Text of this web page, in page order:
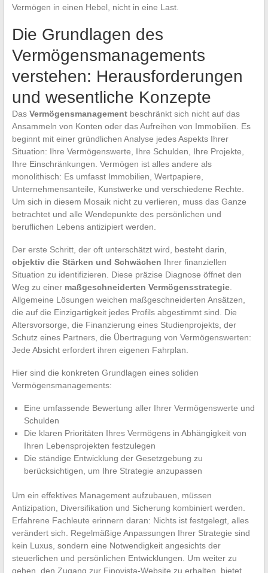
Vermögen in einen Hebel, nicht in eine Last.
Die Grundlagen des
Vermögensmanagements
verstehen: Herausforderungen
und wesentliche Konzepte
Das Vermögensmanagementbeschränkt sich nicht auf das
Ansammeln von Konten oder das Aufreihen von Immobilien. Es
beginnt mit einer gründlichen Analyse jedes Aspekts Ihrer
Situation: Ihre Vermögenswerte, Ihre Schulden, Ihre Projekte,
Ihre Einschränkungen. Vermögen ist alles andere als
monolithisch: Es umfasst Immobilien, Wertpapiere,
Unternehmensanteile, Kunstwerke und verschiedene Rechte.
Um sich in diesem Mosaik nicht zu verlieren, muss das Ganze
betrachtet und alle Wendepunkte des persönlichen und
beruflichen Lebens antizipiert werden.
Der erste Schritt, der oft unterschätzt wird, besteht darin,
objektiv die Stärken und Schwächen Ihrer finanziellen
Situation zu identifizieren. Diese präzise Diagnose öffnet den
Weg zu einer maßgeschneiderten Vermögensstrategie.
Allgemeine Lösungen weichen maßgeschneiderten Ansätzen,
die auf die Einzigartigkeit jedes Profils abgestimmt sind. Die
Altersvorsorge, die Finanzierung eines Studienprojekts, der
Schutz eines Partners, die Übertragung von Vermögenswerten:
Jede Absicht erfordert ihren eigenen Fahrplan.
Hier sind die konkreten Grundlagen eines soliden
Vermögensmanagements:
Eine umfassende Bewertung aller Ihrer Vermögenswerte und
Schulden
Die klaren Prioritäten Ihres Vermögens in Abhängigkeit von
Ihren Lebensprojekten festzulegen
Die ständige Entwicklung der Gesetzgebung zu
berücksichtigen, um Ihre Strategie anzupassen
Um ein effektives Management aufzubauen, müssen
Antizipation, Diversifikation und Sicherung kombiniert werden.
Erfahrene Fachleute erinnern daran: Nichts ist festgelegt, alles
verändert sich. Regelmäßige Anpassungen Ihrer Strategie sind
kein Luxus, sondern eine Notwendigkeit angesichts der
steuerlichen und persönlichen Entwicklungen. Um weiter zu
gehen, den Zugang zur Finovista-Website zu erhalten, bietet